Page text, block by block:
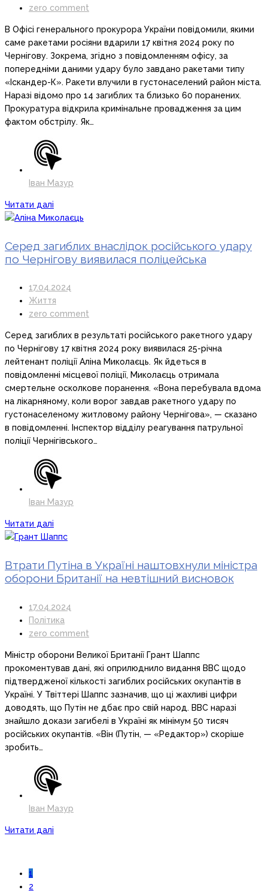
zero comment
В Офісі генерального прокурора України повідомили, якими
саме ракетами росіяни вдарили 17 квітня 2024 року по
Чернігову. Зокрема, згідно з повідомленням офісу, за
попередніми даними удару було завдано ракетами типу
«Іскандер-К». Ракети влучили в густонаселений район міста.
Наразі відомо про 14 загиблих та близько 60 поранених.
Прокуратура відкрила кримінальне провадження за цим
фактом обстрілу. Як…
Іван Мазур
Читати далі
Серед загиблих внаслідок російського удару
по Чернігову виявилася поліцейська
17.04.2024
Життя
zero comment
Серед загиблих в результаті російського ракетного удару
по Чернігову 17 квітня 2024 року виявилася 25-річна
лейтенант поліції Аліна Миколаєць. Як йдеться в
повідомленні місцевої поліції, Миколаєць отримала
смертельне осколкове поранення. «Вона перебувала вдома
на лікарняному, коли ворог завдав ракетного удару по
густонаселеному житловому району Чернігова», — сказано
в повідомленні. Інспектор відділу реагування патрульної
поліції Чернігівського…
Іван Мазур
Читати далі
Втрати Путіна в Україні наштовхнули міністра
оборони Британії на невтішний висновок
17.04.2024
Політика
zero comment
Міністр оборони Великої Британії Грант Шаппс
прокоментував дані, які оприлюднило видання BBC щодо
підтвердженої кількості загиблих російських окупантів в
Україні. У Твіттері Шаппс зазначив, що ці жахливі цифри
доводять, що Путін не дбає про свій народ. BBC наразі
знайшло докази загибелі в Україні як мінімум 50 тисяч
російських окупантів. «Він (Путін, — «Редактор») скоріше
зробить…
Іван Мазур
Читати далі
1
2